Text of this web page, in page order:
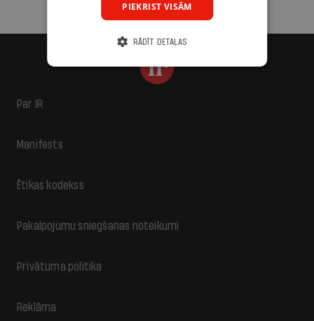
Par IR
Manifests
Ētikas kodekss
Pakalpojumu sniegšanas noteikumi
Privātuma politika
Reklāma
PIEKRIST VISĀM
RĀDĪT DETAĻAS